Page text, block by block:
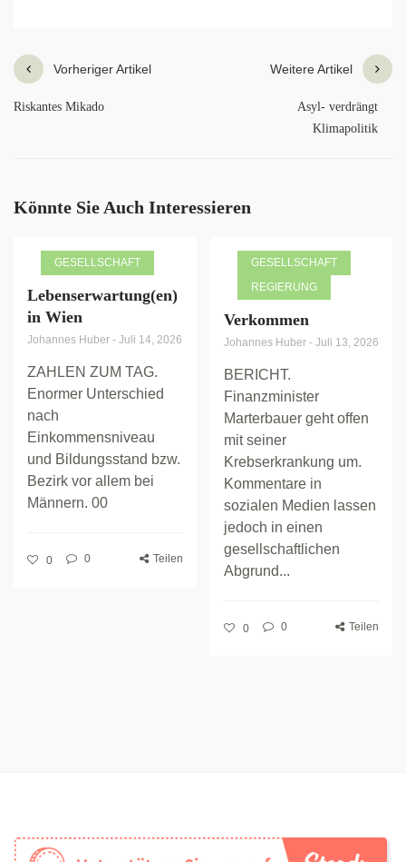
Vorheriger Artikel
Riskantes Mikado
Weitere Artikel
Asyl- verdrängt
Klimapolitik
Könnte Sie Auch Interessieren
GESELLSCHAFT
Lebenserwartung(en)
in Wien
Johannes Huber - Juli 14, 2026
ZAHLEN ZUM TAG.
Enormer Unterschied
nach
Einkommensniveau
und Bildungsstand bzw.
Bezirk vor allem bei
Männern. 00
0 0 Teilen
GESELLSCHAFT
REGIERUNG
Verkommen
Johannes Huber - Juli 13, 2026
BERICHT.
Finanzminister
Marterbauer geht offen
mit seiner
Krebserkrankung um.
Kommentare in
sozialen Medien lassen
jedoch in einen
gesellschaftlichen
Abgrund...
0 0 Teilen